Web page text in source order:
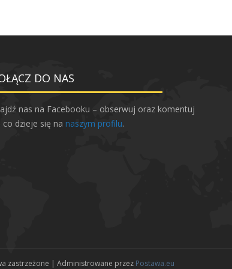
DO NAS
nas na Facebooku – obserwuj oraz komentuj
co dzieje się nanaszym profilu.
zastrzeżone | Administrowane przez Postawa.eu